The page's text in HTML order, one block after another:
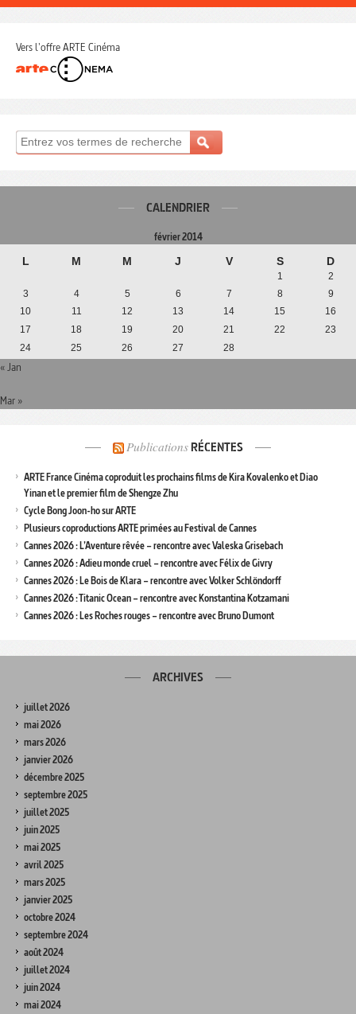
Vers l'offre ARTE Cinéma
CALENDRIER
février 2014
L M M J V S D
1
2
3
4 5 6 7 8
9
10
11 12 13 14 15
16
17
18 19 20 21 22
23
24
25 26 27 28
« Jan
Mar »
Publications RÉCENTES
ARTE France Cinéma coproduit les prochains films de Kira Kovalenko et Diao
Yinan et le premier film de Shengze Zhu
Cycle Bong Joon-ho sur ARTE
Plusieurs coproductions ARTE primées au Festival de Cannes
Cannes 2026 : L’Aventure rêvée – rencontre avec Valeska Grisebach
Cannes 2026 : Adieu monde cruel – rencontre avec Félix de Givry
Cannes 2026 : Le Bois de Klara – rencontre avec Volker Schlöndorff
Cannes 2026 : Titanic Ocean – rencontre avec Konstantina Kotzamani
Cannes 2026 : Les Roches rouges – rencontre avec Bruno Dumont
ARCHIVES
juillet 2026
mai 2026
mars 2026
janvier 2026
décembre 2025
septembre 2025
juillet 2025
juin 2025
mai 2025
avril 2025
mars 2025
janvier 2025
octobre 2024
septembre 2024
août 2024
juillet 2024
juin 2024
mai 2024